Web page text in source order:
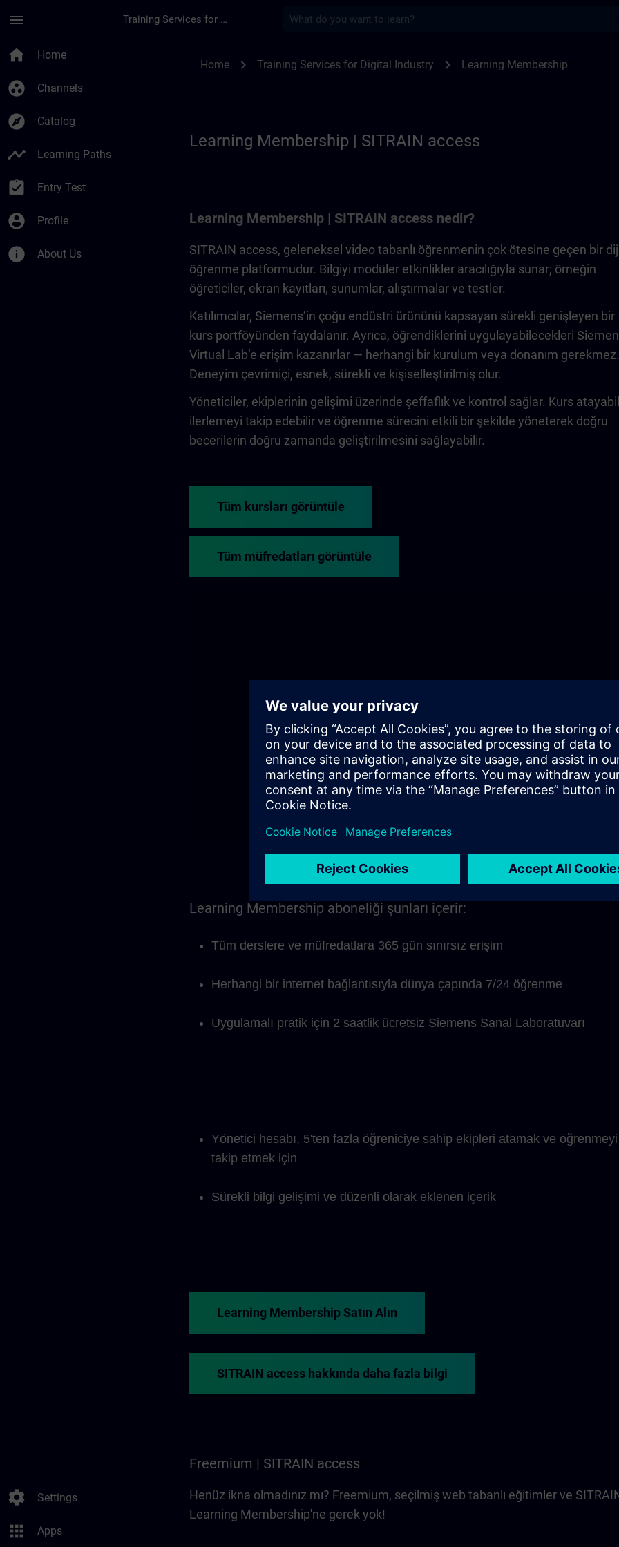
menu Training Services for Digital Industries
home Home
group_work Channels
explore Catalog
timeline Learning Paths
assignment_turned_in Entry Test
account_circle Profile
info About Us
settings Settings
apps Apps
Home chevron_right Training Services for Digital Industry chevron_right Learning Membership
Learning Membership | SITRAIN access
Learning Membership | SITRAIN access nedir?
SITRAIN access, geleneksel video tabanlı öğrenmenin çok ötesine geçen bir
öğrenme platformudur. Bilgiyi modüler etkinlikler aracılığıyla sunar; örneğin
öğreticiler, ekran kayıtları, sunumlar, alıştırmalar ve testler.
Katılımcılar, Siemens’in çoğu endüstri ürününü kapsayan sürekli genişleyen bir
kurs portföyünden faydalanır. Ayrıca, öğrendiklerini uygulayabilecekleri
Virtual Lab’e erişim kazanırlar — herhangi bir kurulum veya donanım gerekmez.
Deneyim çevrimiçi, esnek, sürekli ve kişiselleştirilmiş olur.
Yöneticiler, ekiplerinin gelişimi üzerinde şeffaflık ve kontrol sağlar. Kurs
ilerlemeyi takip edebilir ve öğrenme sürecini etkili bir şekilde yöneterek doğru
becerilerin doğru zamanda geliştirilmesini sağlayabilir.
Tüm kursları görüntüle
Tüm müfredatları görüntüle
Play
Video
Learning Membership aboneliği şunları içerir:
Tüm derslere ve müfredatlara 365 gün sınırsız erişim
Herhangi bir internet bağlantısıyla dünya çapında 7/24 öğrenme
Uygulamalı pratik için 2 saatlik ücretsiz Siemens Sanal Laboratuvarı
Yönetici hesabı, 5'ten fazla öğreniciye sahip ekipleri atamak ve öğrenmeyi
takip etmek için
Sürekli bilgi gelişimi ve düzenli olarak eklenen içerik
Learning Membership Satın Alın
SITRAIN access hakkında daha fazla bilgi
Freemium | SITRAIN access
Henüz ikna olmadınız mı? Freemium, seçilmiş web tabanlı eğitimler ve
Learning Membership'ne gerek yok!